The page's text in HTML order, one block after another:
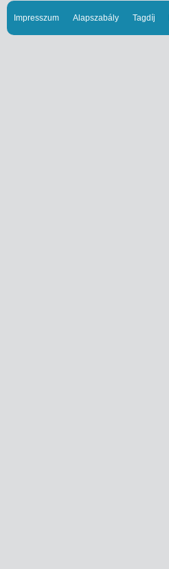
Impresszum Alapszabály Tagdíj